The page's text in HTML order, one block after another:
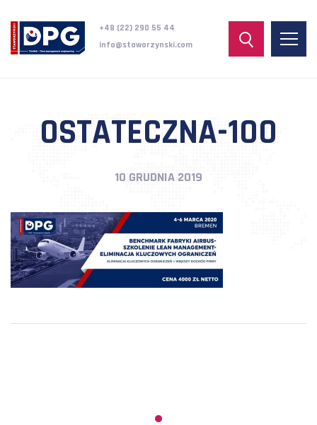
+48 (22) 290 55 44
info@staworzynski.com
OSTATECZNA-100
10 GRUDNIA 2019